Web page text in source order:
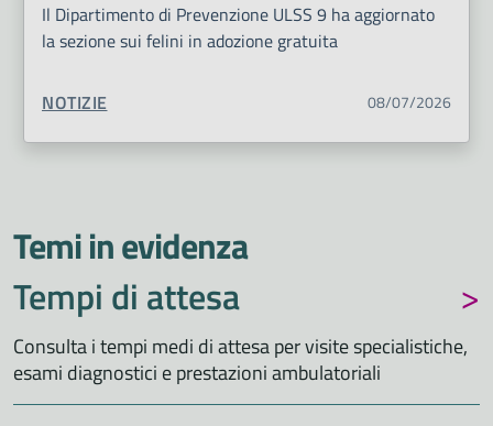
Il Dipartimento di Prevenzione ULSS 9 ha aggiornato
la sezione sui felini in adozione gratuita
TIPO CONTENUTO:
NOTIZIE 08/07/2026
Temi in evidenza
Tempi di attesa
Consulta i tempi medi di attesa per visite specialistiche,
esami diagnostici e prestazioni ambulatoriali